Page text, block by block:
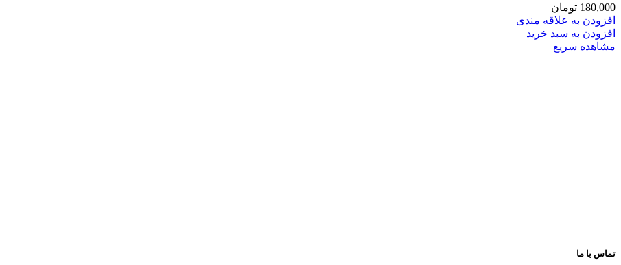
180,000 تومان
افزودن به علاقه مندی
افزودن به سبد خرید
مشاهده سریع
تماس با ما